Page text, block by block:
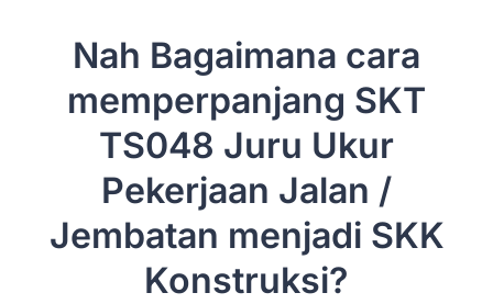
Nah Bagaimana cara
memperpanjang SKT
TS048 Juru Ukur
Pekerjaan Jalan /
Jembatan menjadi SKK
Konstruksi?